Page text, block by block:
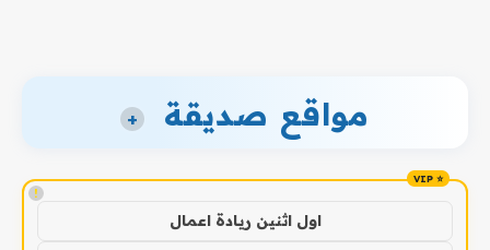
مواقع صديقة +
!
اول اثنين ريادة اعمال